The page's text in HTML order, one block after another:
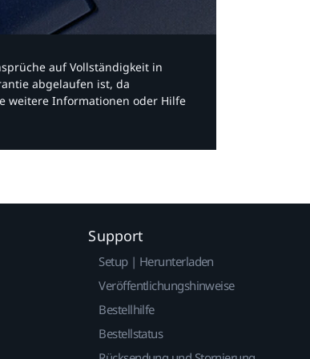
auf Vollständigkeit in
abgelaufen ist, da
weitere Informationen oder Hilfe
Support
Setup | Herunterladen
Veröffentlichungshinweise
Bestellhilfe
Bestellstatus